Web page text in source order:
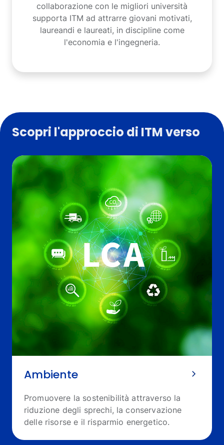
collaborazione con le migliori università
supporta ITM ad attrarre giovani motivati,
laureandi e laureati, in discipline come
l'economia e l'ingegneria.
Scopri l'approccio di ITM verso
Ambiente
Promuovere la sostenibilità attraverso la
riduzione degli sprechi, la conservazione
delle risorse e il risparmio energetico.